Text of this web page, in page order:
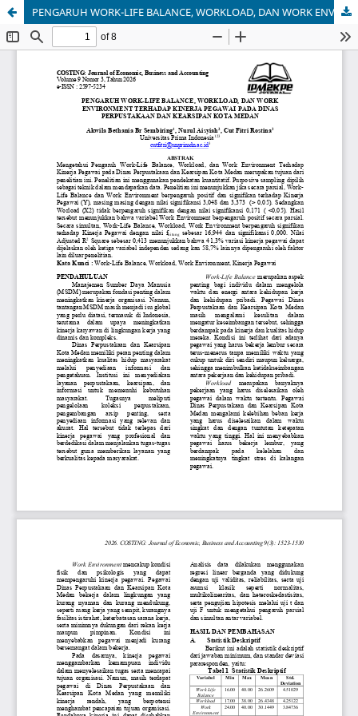
PENGARUH WORK-LIFE BALANCE, WORKLOAD, DAN WORK ENVIRONMENT TERHADAP KINERJA PEGAWAI PADA DINAS PERPUSTAKAAN DAN KEARSIPAN KOTA MEDAN